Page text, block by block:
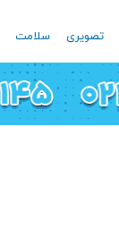
تصویری سلامت